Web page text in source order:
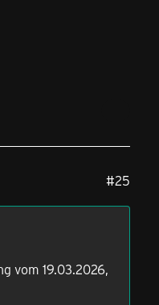
#25
vom 19.03.2026,